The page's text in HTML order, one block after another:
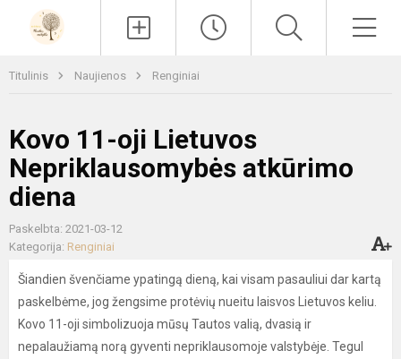
Titulinis Naujienos Renginiai
Kovo 11-oji Lietuvos
Nepriklausomybės atkūrimo
diena
Paskelbta: 2021-03-12
Kategorija: Renginiai
Šiandien švenčiame ypatingą dieną, kai visam pasauliui dar kartą
paskelbėme, jog žengsime protėvių nueitu laisvos Lietuvos keliu.
Kovo 11-oji simbolizuoja mūsų Tautos valią, dvasią ir
nepalaužiamą norą gyventi nepriklausomoje valstybėje. Tegul